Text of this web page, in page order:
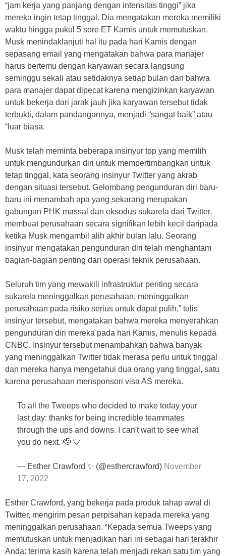
“jam kerja yang panjang dengan intensitas tinggi” jika
mereka ingin tetap tinggal. Dia mengatakan mereka memiliki
waktu hingga pukul 5 sore ET Kamis untuk memutuskan.
Musk menindaklanjuti hal itu pada hari Kamis dengan
sepasang email yang mengatakan bahwa para manajer
harus bertemu dengan karyawan secara langsung
seminggu sekali atau setidaknya setiap bulan dan bahwa
para manajer dapat dipecat karena mengizinkan karyawan
untuk bekerja dari jarak jauh jika karyawan tersebut tidak
terbukti, dalam pandangannya, menjadi “sangat baik” atau
“luar biasa.
Musk telah meminta beberapa insinyur top yang memilih
untuk mengundurkan diri untuk mempertimbangkan untuk
tetap tinggal, kata seorang insinyur Twitter yang akrab
dengan situasi tersebut. Gelombang pengunduran diri baru-
baru ini menambah apa yang sekarang merupakan
gabungan PHK massal dan eksodus sukarela dari Twitter,
membuat perusahaan secara signifikan lebih kecil daripada
ketika Musk mengambil alih akhir bulan lalu. Seorang
insinyur mengatakan pengunduran diri telah menghantam
bagian-bagian penting dari operasi teknik perusahaan.
Seluruh tim yang mewakili infrastruktur penting secara
sukarela meninggalkan perusahaan, meninggalkan
perusahaan pada risiko serius untuk dapat pulih,” tulis
insinyur tersebut, mengatakan bahwa mereka menyerahkan
pengunduran diri mereka pada hari Kamis, menulis kepada
CNBC. Insinyur tersebut menambahkan bahwa banyak
yang meninggalkan Twitter tidak merasa perlu untuk tinggal
dan mereka hanya mengetahui dua orang yang tinggal, satu
karena perusahaan mensponsori visa AS mereka.
To all the Tweeps who decided to make today your
last day: thanks for being incredible teammates
through the ups and downs. I can't wait to see what
you do next. 🫡 💙
— Esther Crawford ✨ (@esthercrawford) November
17, 2022
Esther Crawford, yang bekerja pada produk tahap awal di
Twitter, mengirim pesan perpisahan kepada mereka yang
meninggalkan perusahaan. “Kepada semua Tweeps yang
memutuskan untuk menjadikan hari ini sebagai hari terakhir
Anda: terima kasih karena telah menjadi rekan satu tim yang